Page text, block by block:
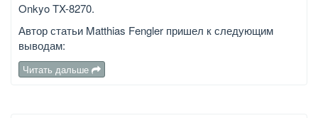
Onkyo TX-8270.
Автор статьи Matthias Fengler пришел к следующим
выводам:
Читать дальше